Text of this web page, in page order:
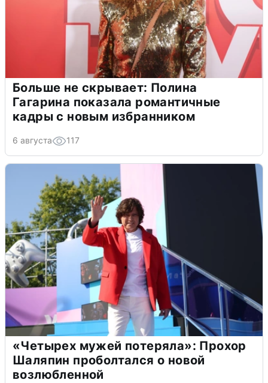
Больше не скрывает: Полина
Гагарина показала романтичные
кадры с новым избранником
6 августа 117
«Четырех мужей потеряла»: Прохор
Шаляпин проболтался о новой
возлюбленной